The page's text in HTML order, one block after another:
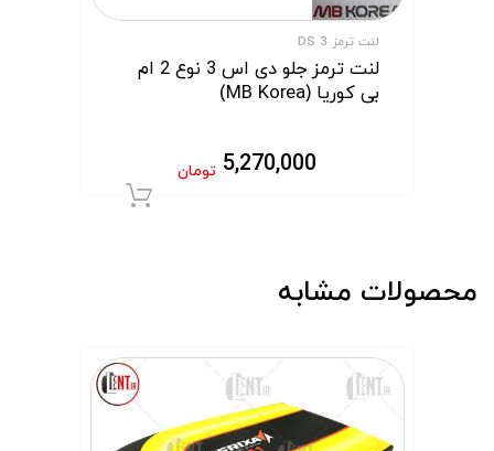
لنت ترمز DS 3
لنت ترمز جلو دی اس 3 نوع 2 ام
بی کوریا (MB Korea)
5,270,000 تومان
محصولات مشابه